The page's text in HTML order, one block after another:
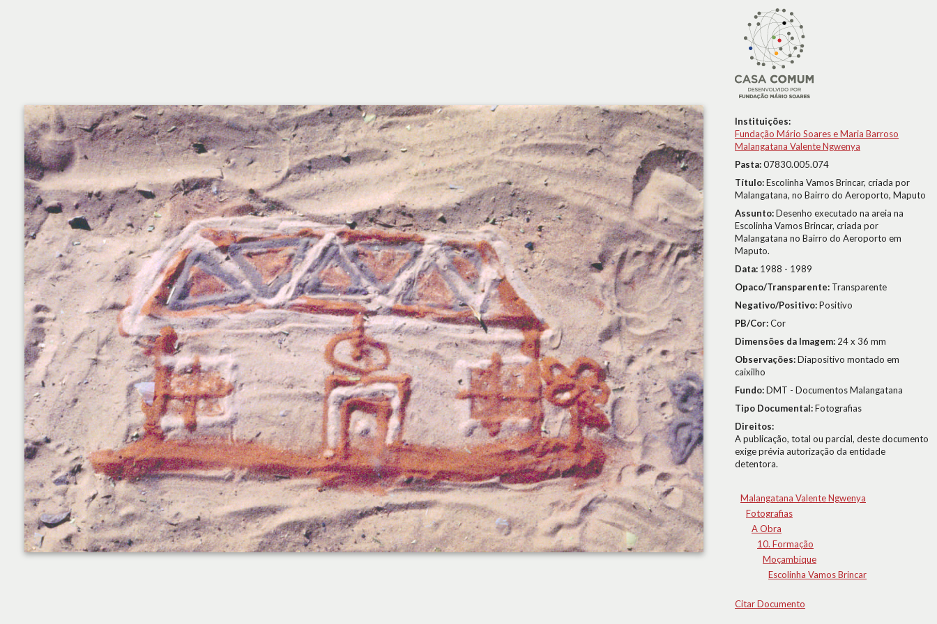
Instituições:
Fundação Mário Soares e Maria Barroso
Malangatana Valente Ngwenya
Pasta:07830.005.074
Título:Escolinha Vamos Brincar, criada por
Malangatana, no Bairro do Aeroporto, Maputo
Assunto:Desenho executado na areia na
Escolinha Vamos Brincar, criada por
Malangatana no Bairro do Aeroporto em
Maputo.
Data: 1988 - 1989
Opaco/Transparente: Transparente
Negativo/Positivo:Positivo
PB/Cor:Cor
Dimensões da Imagem: 24 x 36 mm
Observações:Diapositivo montado em
caixilho
Fundo:DMT - Documentos Malangatana
Tipo Documental:Fotografias
Direitos:
A publicação, total ou parcial, deste documento
exige prévia autorização da entidade
detentora.
Malangatana Valente Ngwenya
Fotografias
A Obra
10. Formação
Moçambique
Escolinha Vamos Brincar
Citar Documento